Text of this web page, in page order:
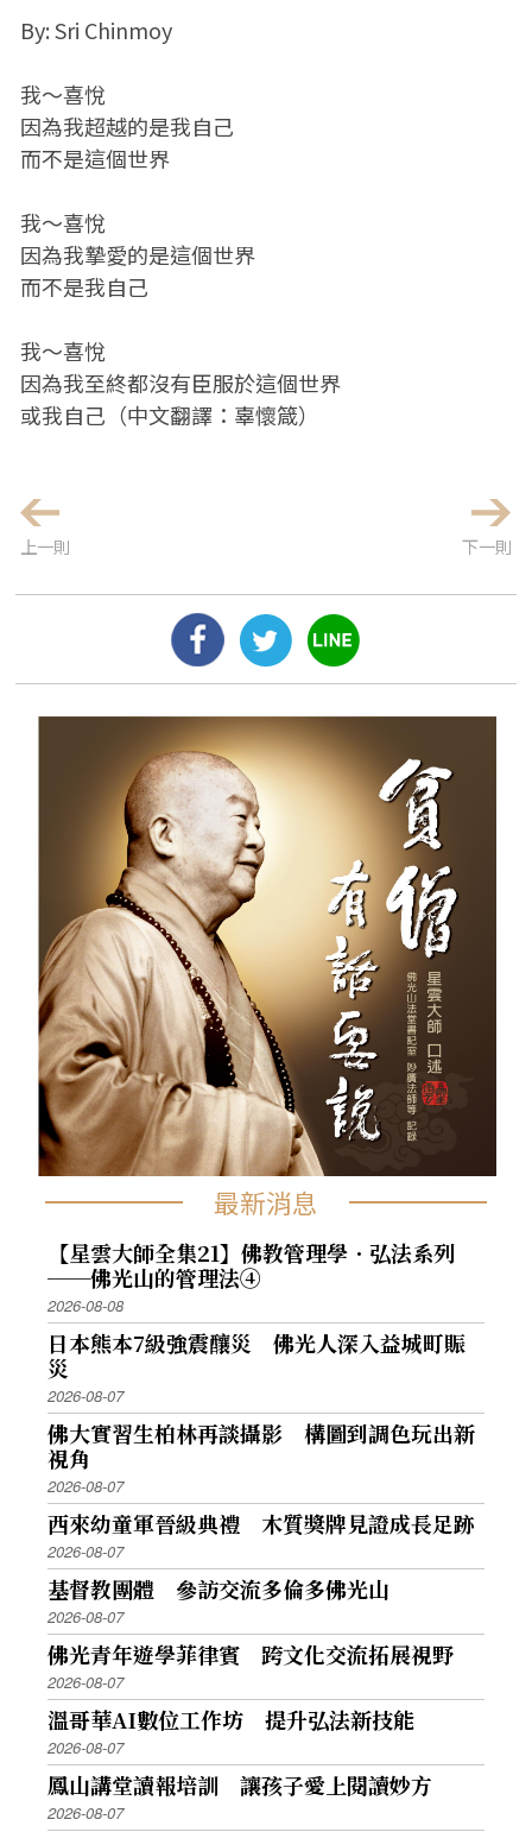
By: Sri Chinmoy
我～喜悅
因為我超越的是我自己
而不是這個世界
我～喜悅
因為我摯愛的是這個世界
而不是我自己
我～喜悅
因為我至終都沒有臣服於這個世界
或我自己（中文翻譯：辜懷箴）
上一則 下一則
最新消息
【星雲大師全集21】佛教管理學．弘法系列
──佛光山的管理法④
2026-08-08
日本熊本7級強震釀災 佛光人深入益城町賑
災
2026-08-07
佛大實習生柏林再談攝影 構圖到調色玩出新
視角
2026-08-07
西來幼童軍晉級典禮 木質獎牌見證成長足跡
2026-08-07
基督教團體 參訪交流多倫多佛光山
2026-08-07
佛光青年遊學菲律賓 跨文化交流拓展視野
2026-08-07
溫哥華AI數位工作坊 提升弘法新技能
2026-08-07
鳳山講堂讀報培訓 讓孩子愛上閱讀妙方
2026-08-07